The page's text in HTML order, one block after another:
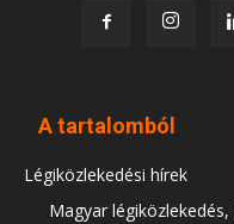
A tartalomból
Légiközlekedési hírek
Magyar légiközlekedés,